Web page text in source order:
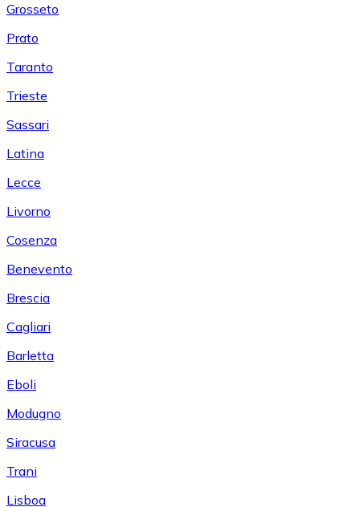
Grosseto
Prato
Taranto
Trieste
Sassari
Latina
Lecce
Livorno
Cosenza
Benevento
Brescia
Cagliari
Barletta
Eboli
Modugno
Siracusa
Trani
Lisboa